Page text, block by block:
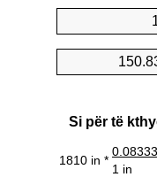
Si për të
1810 in *
1 in